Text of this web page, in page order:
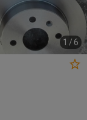
1 / 6